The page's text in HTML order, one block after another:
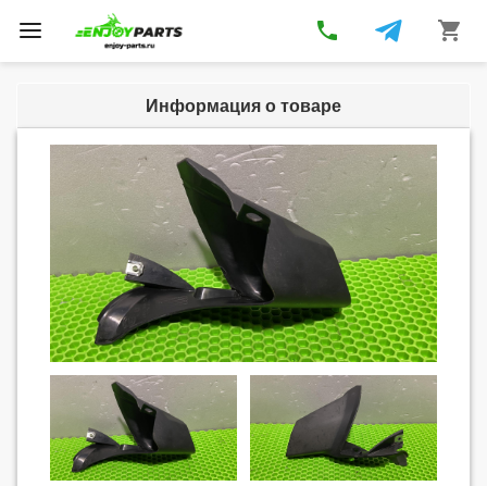
Toggle
navigation
phone shopping_cart
Информация о товаре